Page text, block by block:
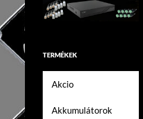
TERMÉKEK
Akcio
Akkumulátorok